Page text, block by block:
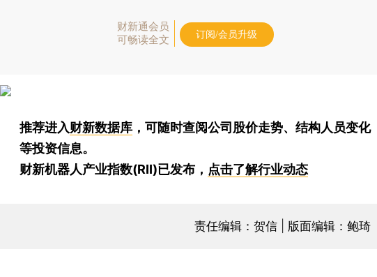
财新通会员
可畅读全文
订阅/会员升级
推荐进入财新数据库 ，可随时查阅公司股价走势、结构人员变化
等投资信息。
财新机器人产业指数(RII)已发布， 点击了解行业动态
责任编辑：贺信 | 版面编辑：鲍琦